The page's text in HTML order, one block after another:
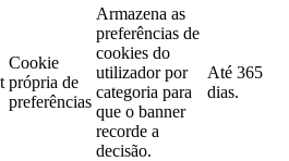
Cookie
própria de
preferências
Armazena as
preferências de
cookies do
utilizador por
categoria para
que o banner
recorde a
decisão.
Até 365
dias.